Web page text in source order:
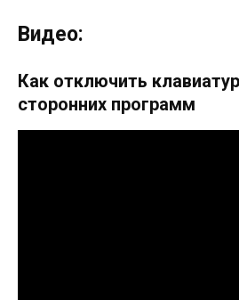
Видео:
Как отключить
сторонних программ